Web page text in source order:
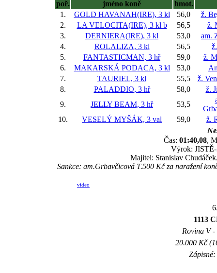
poř. jméno koně
hmot.
1.
GOLD HAVANAH(IRE), 3 kl 56,0
ž.
2.
LA VELOCITA(IRE), 3 kl b 56,5
ž.
3.
DERNIERA(IRE), 3 kl 53,0
am.
4.
ROLALIZA, 3 kl 56,5
5.
FANTASTICMAN, 3 hř 59,0
ž.
6.
MAKARSKÁ PODACA, 3 kl 53,0
7.
TAURIEL, 3 kl 55,5
ž.
8.
PALADDIO, 3 hř 58,0
ž.
9.
JELLY BEAM, 3 hř 53,5
10.
VESELÝ MYŠÁK, 3 val 59,0
ž.
Čas: 01:40,08,
Výrok:
Majitel: Stanislav
Sankce: am.Grbavčicová T.500 Kč za naražení
video
1113
Rovina V
20.000 Kč